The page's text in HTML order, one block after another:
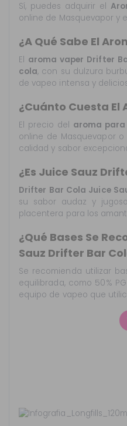
Sí, puedes adquirir el
online de Masquevapor y
¿A Qué Sabe El
El aroma vaper Drifter
cola, con su dulzura
de vapeo intensa y
¿Cuánto Cuesta El
El precio del aroma para
online de Masquevapor
calidad y sabor
¿Es Juice Sauz
Drifter Bar Cola Juice
su sabor audaz y
placentera para los
¿Qué Bases Se
Sauz Drifter Bar
Se recomienda utilizar
equilibrada, como 50%
equipo de vapeo que